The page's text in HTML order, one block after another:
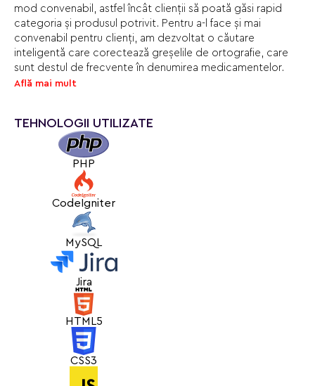
mod convenabil, astfel încât clienții să poată găsi rapid
categoria și produsul potrivit. Pentru a-l face și mai
convenabil pentru clienți, am dezvoltat o căutare
inteligentă care corectează greșelile de ortografie, care
sunt destul de frecvente în denumirea medicamentelor.
fiecare farmacie, astfel încât clienții pot vedea care
farmacii au produsul de care au nevoie. Dacă este necesar,
un articol poate fi comandat la farmacia de unde este cel
mai convenabil să îl ridice. Toate comenzile intră în
programul de contabilitate internă a companiei. De
asemenea, la toate produsele se aplică automat
reducerile prevăzute pentru comenzile online.
Ușurința de utilizare, simplitatea utilizării și rapiditatea
întreținerii sunt principalele principii care au ghidat
dezvoltarea site-ului.
Află mai mult
TEHNOLOGII UTILIZATE
PHP
CodeIgniter
MySQL
Jira
HTML5
CSS3